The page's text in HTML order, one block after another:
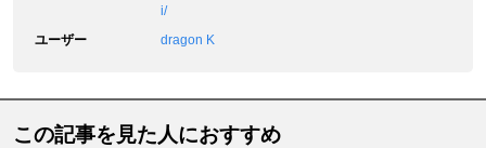
i/
ユーザー
dragon K
この記事を見た人におすすめ